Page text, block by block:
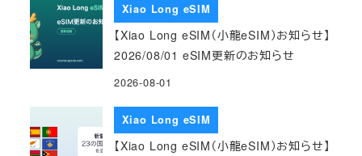
Xiao Long eSIM
【Xiao Long eSIM（小龍eSIM）お知らせ】
2026/08/01 eSIM更新のお知らせ
2026-08-01
Xiao Long eSIM
【Xiao Long eSIM（小龍eSIM）お知らせ】